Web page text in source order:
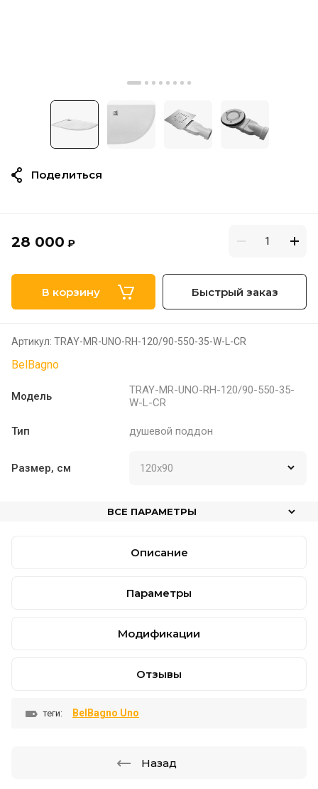
28 000 ₽
В корзину Быстрый заказ
Артикул: TRAY-MR-UNO-RH-120/90-550-35-W-L-CR
BelBagno
Модель
TRAY-MR-UNO-RH-120/90-550-35-
W-L-CR
Тип душевой поддон
Размер, см
ВСЕ ПАРАМЕТРЫ
Поделиться
Описание
Параметры
Модификации
Отзывы
теги: BelBagno Uno
Назад